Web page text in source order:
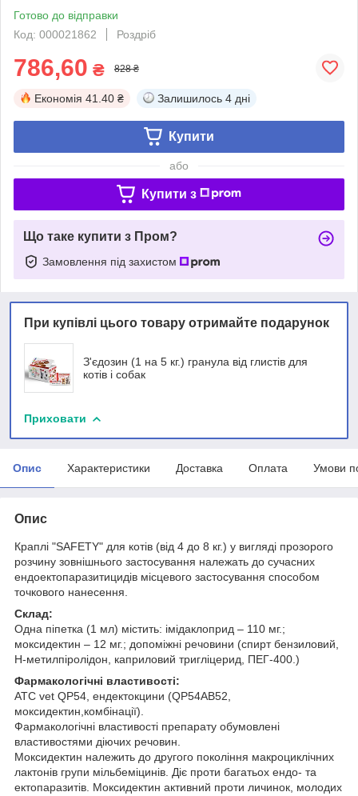
Готово до відправки
Код: 000021862
Роздріб
786,60 ₴ 828 ₴
Економія 41.40 ₴ Залишилось 4 дні
Купити
або
Купити з
Що таке купити з Пром?
Замовлення під захистом
При купівлі цього товару отримайте подарунок
З'єдозин (1 на 5 кг.) гранула від глистів для
котів і собак
Приховати
Опис Характеристики Доставка Оплата Умови
Опис
Краплі "SAFETY" для котів (від 4 до 8 кг.) у вигляді прозорого
розчину зовнішнього застосування належать до сучасних
ендоектопаразитицидів місцевого застосування способом
точкового нанесення.
Склад:
Одна піпетка (1 мл) містить: імідаклоприд – 110 мг.;
моксидектин – 12 мг.; допоміжні речовини (спирт бензиловий,
Н-метилпіролідон, каприловий тригліцерид, ПЕГ-400.)
Фармакологічні властивості:
АТС vet QP54, ендектокцини (QP54AB52,
моксидектин,комбінації).
Фармакологічні властивості препарату обумовлені
властивостями діючих речовин.
Моксидектин належить до другого покоління макроциклічних
лактонів групи мільбеміцинів. Діє проти багатьох ендо- та
ектопаразитів. Моксидектин активний проти личинок, молодих